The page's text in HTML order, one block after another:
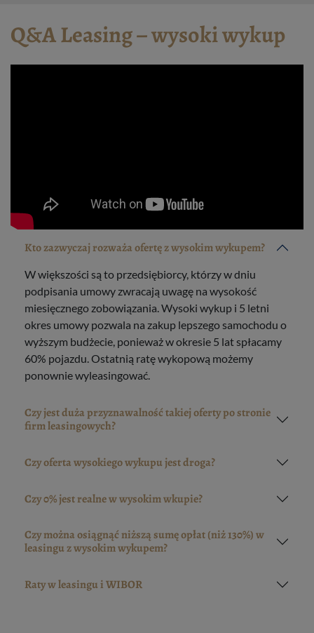
Q&A Leasing – wysoki wykup
Kto zazwyczaj rozważa ofertę z wysokim wykupem?
W większości są to przedsiębiorcy, którzy w dniu
podpisania umowy zwracają uwagę na wysokość
miesięcznego zobowiązania. Wysoki wykup i 5 letni
okres umowy pozwala na zakup lepszego samochodu o
wyższym budżecie, ponieważ w okresie 5 lat spłacamy
60% pojazdu. Ostatnią ratę wykopową możemy
ponownie wyleasingować.
Czy jest duża przyznawalność takiej oferty po stronie
firm leasingowych?
Czy oferta wysokiego wykupu jest droga?
Czy 0% jest realne w wysokim wkupie?
Czy można osiągnąć niższą sumę opłat (niż 130%) w
leasingu z wysokim wykupem?
Raty w leasingu i WIBOR